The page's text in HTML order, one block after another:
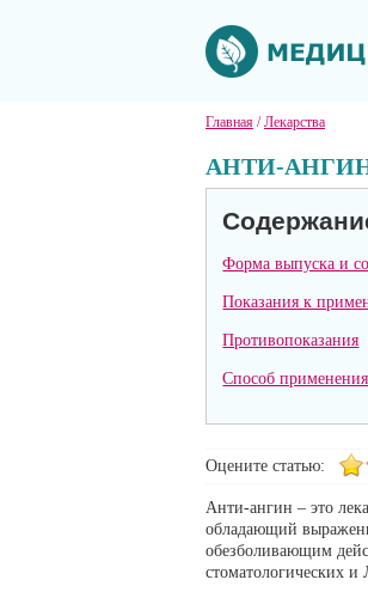
Главная /Лекарства
АНТИ-
Форма выпуска и
Показания к
Противопоказания
Способ
Оцените статью:
Анти-ангин – это
обладающий
обезболивающим
стоматологических и